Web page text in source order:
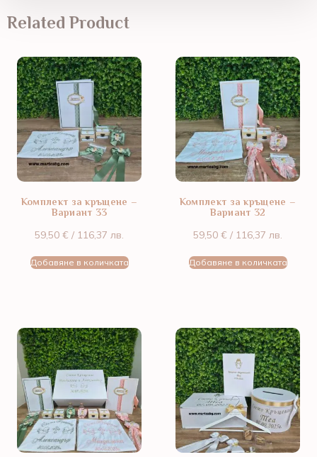
Related Product
Комплект за кръщене –
Вариант 33
59,50 € / 116,37 лв.
Добавяне в количката
Комплект за кръщене –
Вариант 32
59,50 € / 116,37 лв.
Добавяне в количката